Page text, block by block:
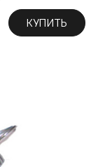
КУПИТЬ